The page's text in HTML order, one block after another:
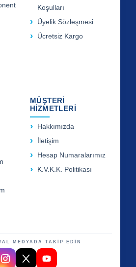
Koşulları
Üyelik Sözleşmesi
Ücretsiz Kargo
MÜŞTERİ
HİZMETLERİ
Hakkımızda
İletişim
Hesap Numaralarımız
K.V.K.K. Politikası
MEDYADA TAKİP EDİN